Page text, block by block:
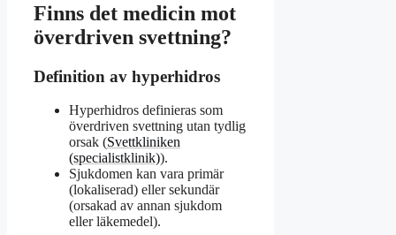
Finns det medicin mot
överdriven svettning?
Definition av hyperhidros
Hyperhidros definieras som
överdriven svettning utan tydlig
orsak (Svettkliniken
(specialistklinik)).
Sjukdomen kan vara primär
(lokaliserad) eller sekundär
(orsakad av annan sjukdom
eller läkemedel).